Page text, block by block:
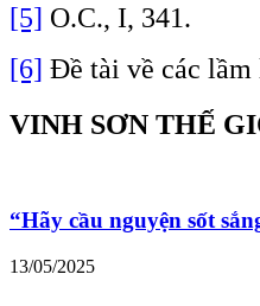
[5] O.C., I, 341.
[6] Đề tài về các
VINH SƠN THẾ
“Hãy cầu nguyện sốt
13/05/2025